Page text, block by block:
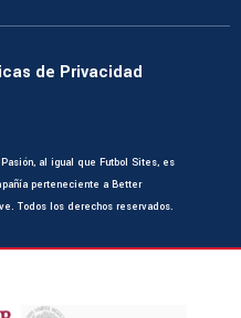
de Privacidad
al igual que Futbol Sites, es
perteneciente a Better
Todos los derechos reservados.